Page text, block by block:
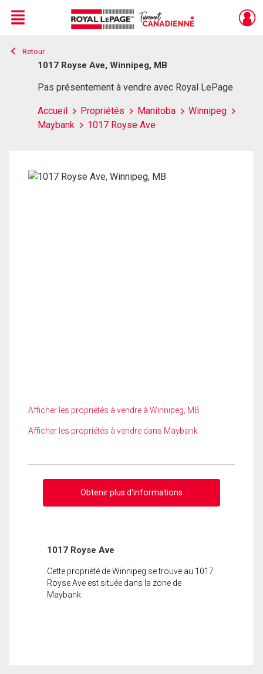
Live
En Direct
Menu
Retour
1017 Royse Ave, Winnipeg, MB
Pas présentement à vendre avec Royal LePage
Accueil Propriétés Manitoba
Winnipeg
Maybank
1017 Royse Ave
Afficher les propriétés à vendre à Winnipeg, MB
Afficher les propriétés à vendre dans Maybank
Obtenir plus d'informations
1017 Royse Ave
Cette propriété de Winnipeg se trouve au 1017
Royse Ave est située dans la zone de
Maybank.